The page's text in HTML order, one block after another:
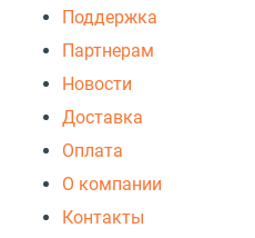
Поддержка
Партнерам
Новости
Доставка
Оплата
О компании
Контакты